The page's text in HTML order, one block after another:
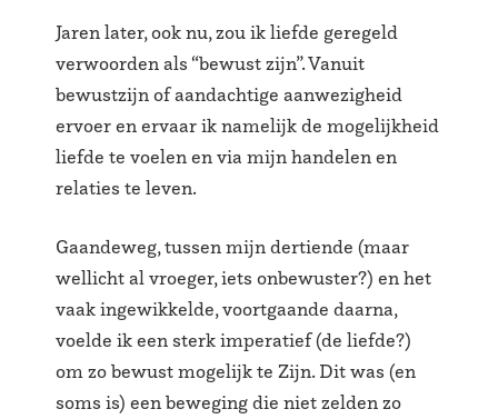
Jaren later, ook nu, zou ik liefde geregeld
verwoorden als “bewust zijn”. Vanuit
bewustzijn of aandachtige aanwezigheid
ervoer en ervaar ik namelijk de mogelijkheid
liefde te voelen en via mijn handelen en
relaties te leven.
Gaandeweg, tussen mijn dertiende (maar
wellicht al vroeger, iets onbewuster?) en het
vaak ingewikkelde, voortgaande daarna,
voelde ik een sterk imperatief (de liefde?)
om zo bewust mogelijk te Zijn. Dit was (en
soms is) een beweging die niet zelden zo